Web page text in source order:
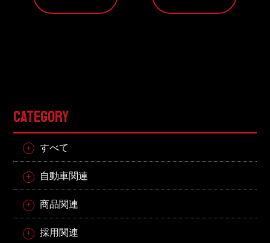
CATEGORY
すべて
自動車関連
商品関連
採用関連